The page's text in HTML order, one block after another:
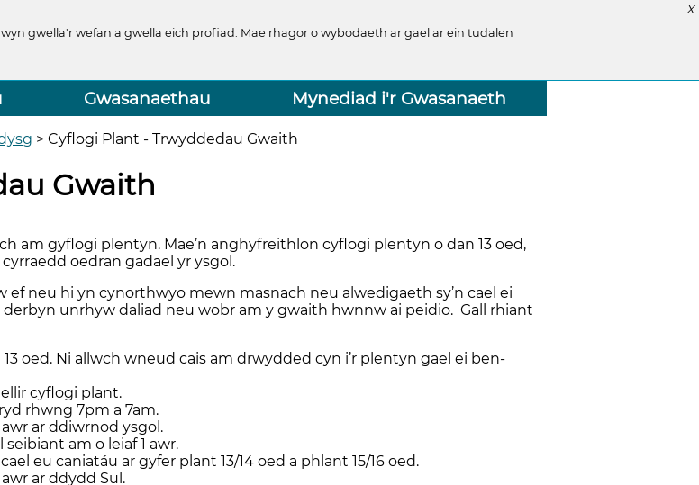
X
gwella'r wefan a gwella eich profiad. Mae rhagor o wybodaeth ar gael ar ein tudalen
Gwasanaethau Mynediad i'r Gwasanaeth
> Cyflogi Plant - Trwyddedau Gwaith
Gwaith
am gyflogi plentyn. Mae’n anghyfreithlon cyflogi plentyn o dan 13 oed,
oedran gadael yr ysgol.
neu hi yn cynorthwyo mewn masnach neu alwedigaeth sy’n cael ei
unrhyw daliad neu wobr am y gwaith hwnnw ai peidio. Gall rhiant
oed. Ni allwch wneud cais am drwydded cyn i’r plentyn gael ei ben-
cyflogi plant.
rhwng 7pm a 7am.
ar ddiwrnod ysgol.
am o leiaf 1 awr.
eu caniatáu ar gyfer plant 13/14 oed a phlant 15/16 oed.
ar ddydd Sul.